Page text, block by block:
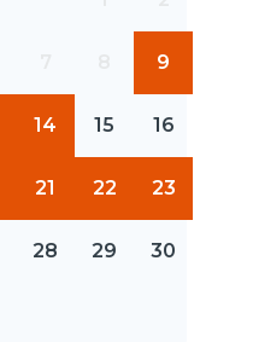
9
14 15 16
21 22 23
28 29 30